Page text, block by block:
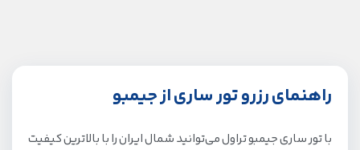
راهنمای رزرو تور ساری از جیمبو
با تور ساری جیمبو تراول می‌توانید شمال ایران را با بالاترین کیفیت